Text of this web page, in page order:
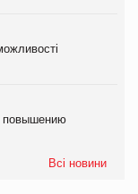
повышению
Всі новини